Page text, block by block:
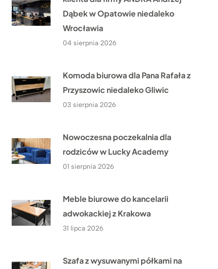
Dąbek w Opatowie niedaleko
Wrocławia
04 sierpnia 2026
Komoda biurowa dla Pana Rafała z
Przyszowic niedaleko Gliwic
03 sierpnia 2026
Nowoczesna poczekalnia dla
rodziców w Lucky Academy
01 sierpnia 2026
Meble biurowe do kancelarii
adwokackiej z Krakowa
31 lipca 2026
Szafa z wysuwanymi półkami na